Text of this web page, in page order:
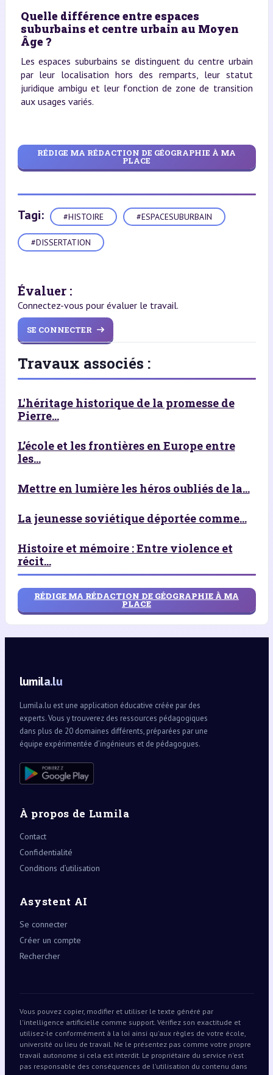
Quelle différence entre espaces
suburbains et centre urbain au Moyen
Âge ?
Les espaces suburbains se distinguent du centre urbain
par leur localisation hors des remparts, leur statut
juridique ambigu et leur fonction de zone de transition
aux usages variés.
RÉDIGE MA RÉDACTION DE GÉOGRAPHIE À MA
PLACE
Tagi: #HISTOIRE #ESPACESUBURBAIN
#DISSERTATION
Évaluer :
Connectez-vous pour évaluer le travail.
SE CONNECTER
Travaux associés :
L'héritage historique de la promesse de
Pierre...
L’école et les frontières en Europe entre
les...
Mettre en lumière les héros oubliés de la...
La jeunesse soviétique déportée comme...
Histoire et mémoire : Entre violence et
récit...
RÉDIGE MA RÉDACTION DE GÉOGRAPHIE À MA
PLACE
lumila.lu
Lumila.lu est une application éducative créée par des
experts. Vous y trouverez des ressources pédagogiques
dans plus de 20 domaines différents, préparées par une
équipe expérimentée d’ingénieurs et de pédagogues.
À propos de Lumila
Contact
Confidentialité
Conditions d’utilisation
Asystent AI
Se connecter
Créer un compte
Rechercher
Vous pouvez copier, modifier et utiliser le texte généré par
l'intelligence artificielle comme support. Vérifiez son exactitude et
utilisez-le conformément à la loi ainsi qu'aux règles de votre école,
université ou lieu de travail. Ne le présentez pas comme votre propre
travail autonome si cela est interdit. Le propriétaire du service n'est
pas responsable des conséquences de l'utilisation du contenu dans